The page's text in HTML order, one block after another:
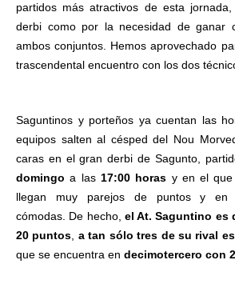
partidos más atractivos de esta
derbi como por la necesidad de ganar
ambos conjuntos. Hemos aprovechado
trascendental encuentro con los dos
Saguntinos y porteños ya cuentan las
equipos salten al césped del Nou
caras en el gran derbi de Sagunto,
domingoa las 17:00 horas y en el que
llegan muy parejos de puntos y en
cómodas. De hecho, el At. Saguntino es
20 puntos a tan sólo tres de su rival
que se encuentra en decimotercero con